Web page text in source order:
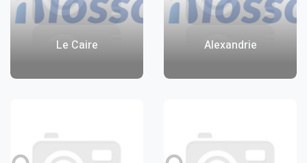
Le Caire Alexandrie